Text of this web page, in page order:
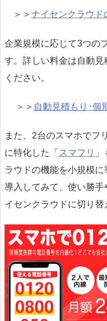
＞＞ナイセンクラウド
企業規模に応じて3つの
す。詳しい料金は自動
ください。
＞＞ 自動見積もり･個
また、2台のスマホでフ
に特化した「 スマフリ
ラウドの機能を小規模
導入してみて、使い勝
イセンクラウドに切り替